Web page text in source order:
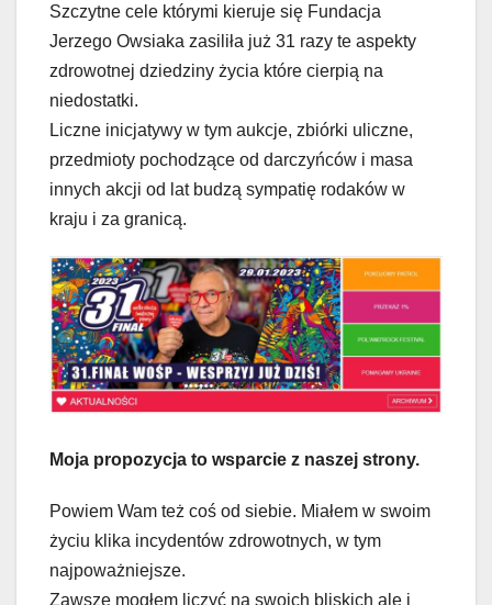
Szczytne cele którymi kieruje się Fundacja
Jerzego Owsiaka zasiliła już 31 razy te aspekty
zdrowotnej dziedziny życia które cierpią na
niedostatki.
Liczne inicjatywy w tym aukcje, zbiórki uliczne,
przedmioty pochodzące od darczyńców i masa
innych akcji od lat budzą sympatię rodaków w
kraju i za granicą.
Moja propozycja to wsparcie z naszej strony.
Powiem Wam też coś od siebie. Miałem w swoim
życiu klika incydentów zdrowotnych, w tym
najpoważniejsze.
Zawsze mogłem liczyć na swoich bliskich ale i